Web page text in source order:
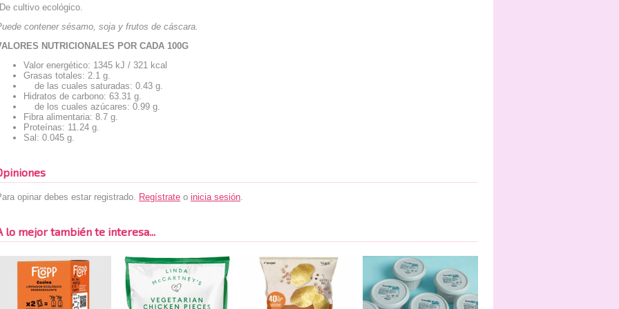
cultivo ecológico.
contener sésamo, soja y frutos de cáscara.
NUTRICIONALES POR CADA 100G
Valor energético: 1345 kJ / 321 kcal
Grasas totales: 2.1 g.
de las cuales saturadas: 0.43 g.
Hidratos de carbono: 63.31 g.
de los cuales azúcares: 0.99 g.
Fibra alimentaria: 8.7 g.
Proteínas: 11.24 g.
Sal: 0.045 g.
opinar debes estar registrado. Regístrate o inicia sesión.
lo mejor también te interesa...